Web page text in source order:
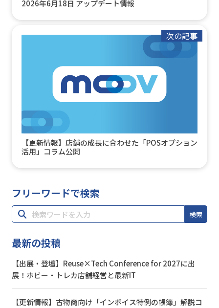
2026年6月18日 アップデート情報
【更新情報】店舗の成長に合わせた「POSオプション
活用」コラム公開
次の記事
フリーワードで検索
検索
最新の投稿
【出展・登壇】Reuse×Tech Conference for 2027に出
展！ホビー・トレカ店舗経営と最新IT
【更新情報】古物商向け「インボイス特例の帳簿」解説コ